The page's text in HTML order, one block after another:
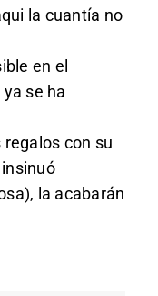
la cuantía no
en el
se ha
con su
la acabarán